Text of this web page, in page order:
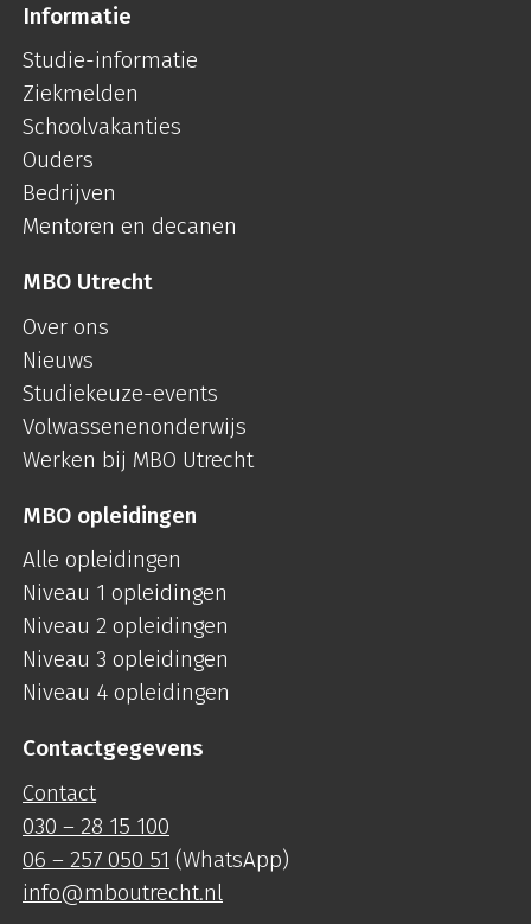
Informatie
Studie-informatie
Ziekmelden
Schoolvakanties
Ouders
Bedrijven
Mentoren en decanen
MBO Utrecht
Over ons
Nieuws
Studiekeuze-events
Volwassenenonderwijs
Werken bij MBO Utrecht
MBO opleidingen
Alle opleidingen
Niveau 1 opleidingen
Niveau 2 opleidingen
Niveau 3 opleidingen
Niveau 4 opleidingen
Contactgegevens
Contact
030 – 28 15 100
06 – 257 050 51 (WhatsApp)
info@mboutrecht.nl